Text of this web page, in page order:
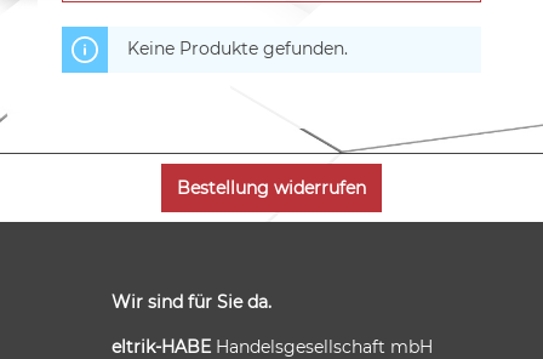
Keine Produkte gefunden.
Bestellung widerrufen
Wir sind für Sie da.
eltrik-HABEHandelsgesellschaft mbH